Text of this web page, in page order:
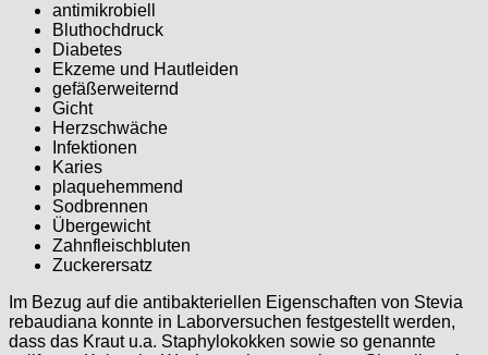
antimikrobiell
Bluthochdruck
Diabetes
Ekzeme und Hautleiden
gefäßerweiternd
Gicht
Herzschwäche
Infektionen
Karies
plaquehemmend
Sodbrennen
Übergewicht
Zahnfleischbluten
Zuckerersatz
Im Bezug auf die antibakteriellen Eigenschaften von Stevia
rebaudiana konnte in Laborversuchen festgestellt werden,
dass das Kraut u.a. Staphylokokken sowie so genannte